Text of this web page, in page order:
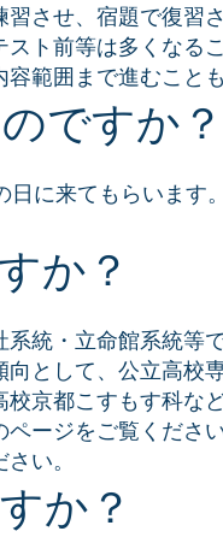
させ、宿題で復習
ト前等は多くなる
範囲まで進むことも
ですか？
に来てもらいます
か？
統・立命館系統等
として、公立高校
京都こすもす科な
ージをご覧くださ
い。
か？